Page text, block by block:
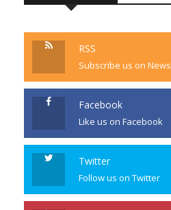
RSS
Subscribe us on News
Facebook
Like us on Facebook
Twitter
Follow us on Twitter